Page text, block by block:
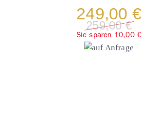
249,00 €
259,00 €
Sie sparen 10,00 €